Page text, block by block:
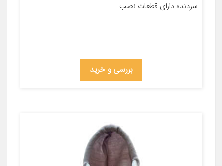
سردنده دارای قطعات نصب
بررسی و خرید